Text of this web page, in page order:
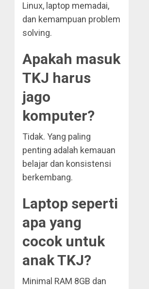
Linux, laptop memadai,
dan kemampuan problem
solving.
Apakah masuk
TKJ harus
jago
komputer?
Tidak. Yang paling
penting adalah kemauan
belajar dan konsistensi
berkembang.
Laptop seperti
apa yang
cocok untuk
anak TKJ?
Minimal RAM 8GB dan